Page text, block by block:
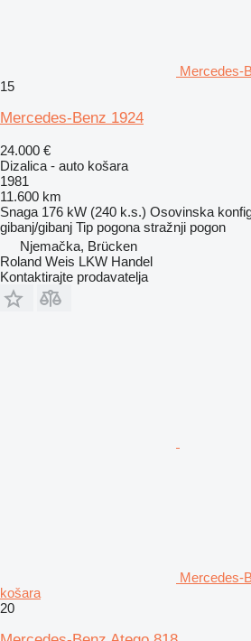
Mercedes-
15
Mercedes-Benz 1924
24.000 €
Dizalica - auto košara
1981
11.600 km
Snaga 176 kW (240 k.s.) Osovinska
gibanj/gibanj Tip pogona stražnji pogon
Njemačka, Brücken
Roland Weis LKW Handel
Kontaktirajte prodavatelja
Mercedes-
košara
20